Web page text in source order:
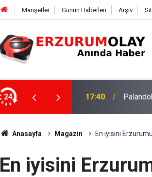
Manşetler Günün Haberleri Arşiv
24 17:37
Anasayfa Magazin En iyisini
En iyisini